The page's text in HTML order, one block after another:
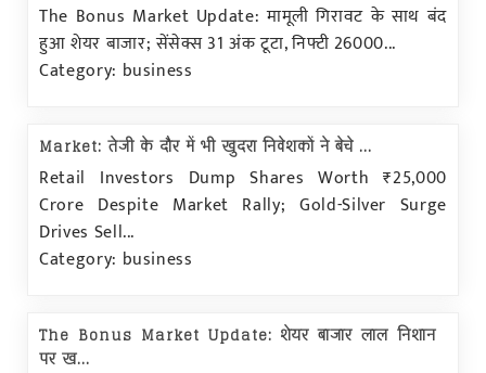
The Bonus Market Update: मामूली गिरावट के साथ बंद
हुआ शेयर बाजार; सेंसेक्स 31 अंक टूटा, निफ्टी 26000...
Category: business
Market: तेजी के दौर में भी खुदरा निवेशकों ने बेचे ...
Retail Investors Dump Shares Worth ₹25,000
Crore Despite Market Rally; Gold-Silver Surge
Drives Sell...
Category: business
The Bonus Market Update: शेयर बाजार लाल निशान
पर ख...